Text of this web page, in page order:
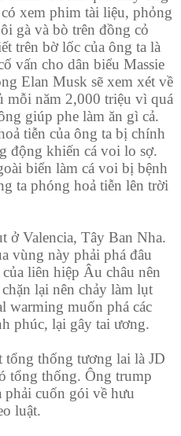
xem phim tài liệu, phỏng
gà và bò trên đồng cỏ
trên bờ lốc của ông ta là
vấn cho dân biểu Massie
Elan Musk sẽ xem xét về
mỗi năm 2,000 triệu vì quá
giúp phe làm ăn gì cả.
tiễn của ông ta bị chính
động khiến cá voi lo sợ.
biển làm cá voi bị bệnh
ta phóng hoả tiễn lên trời
ở Valencia, Tây Ban Nha.
vùng này phải phá đâu
liên hiệp Âu châu nên
lại nên chảy làm lụt
warming muốn phá các
phúc, lại gây tai ương.
thống tương lai là JD
tổng thống. Ông trump
phải cuốn gói về hưu
luật.